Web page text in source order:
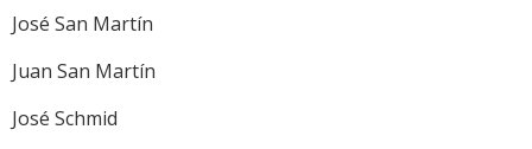
José San Martín
Juan San Martín
José Schmid